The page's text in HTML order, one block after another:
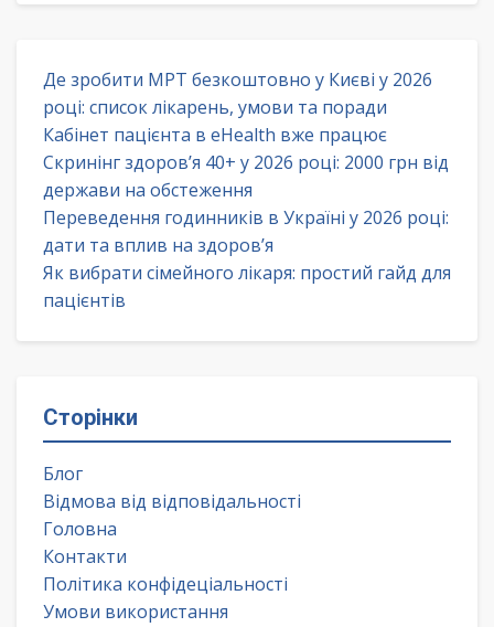
Де зробити МРТ безкоштовно у Києві у 2026
році: список лікарень, умови та поради
Кабінет пацієнта в eHealth вже працює
Скринінг здоров’я 40+ у 2026 році: 2000 грн від
держави на обстеження
Переведення годинників в Україні у 2026 році:
дати та вплив на здоров’я
Як вибрати сімейного лікаря: простий гайд для
пацієнтів
Сторінки
Блог
Відмова від відповідальності
Головна
Контакти
Політика конфідеціальності
Умови використання